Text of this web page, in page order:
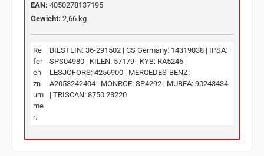
EAN: 4050278137195
Gewicht: 2,66 kg
Re
fer
en
zn
um
me
r:
BILSTEIN: 36-291502 | CS Germany: 14319038 | IPSA:
SPS04980 | KILEN: 57179 | KYB: RA5246 |
LESJÖFORS: 4256900 | MERCEDES-BENZ:
A2053242404 | MONROE: SP4292 | MUBEA: 90243434
| TRISCAN: 8750 23220